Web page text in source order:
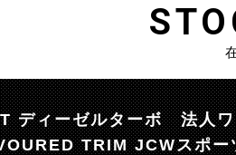
ディーゼルターボ 法人
TRIM JCWスポ